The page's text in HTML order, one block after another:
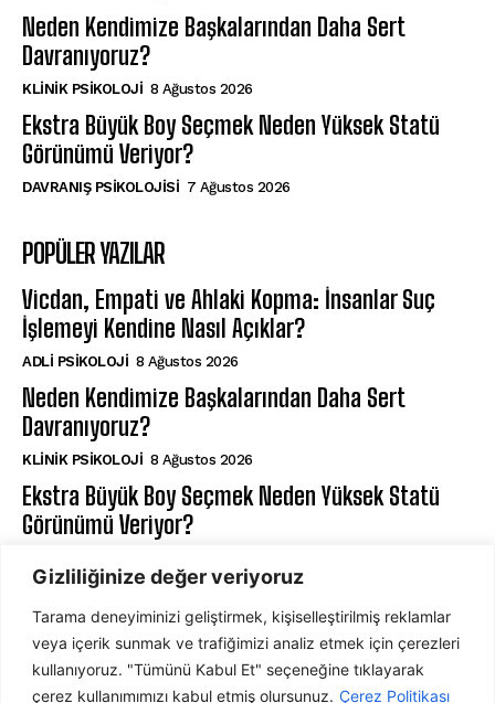
Gizliliğinize değer veriyoruz
Tarama deneyiminizi geliştirmek, kişiselleştirilmiş reklamlar
veya içerik sunmak ve trafiğimizi analiz etmek için çerezleri
kullanıyoruz. "Tümünü Kabul Et" seçeneğine tıklayarak
çerez kullanımımızı kabul etmiş olursunuz. Çerez Politikası
Neden Kendimize Başkalarından Daha Sert
Davranıyoruz?
KLINIK PSIKOLOJI 8 Ağustos 2026
Ekstra Büyük Boy Seçmek Neden Yüksek Statü
Görünümü Veriyor?
DAVRANIŞ PSIKOLOJISI 7 Ağustos 2026
POPÜLER YAZILAR
Vicdan, Empati ve Ahlaki Kopma: İnsanlar Suç
İşlemeyi Kendine Nasıl Açıklar?
ADLI PSIKOLOJI 8 Ağustos 2026
Neden Kendimize Başkalarından Daha Sert
Davranıyoruz?
KLINIK PSIKOLOJI 8 Ağustos 2026
Ekstra Büyük Boy Seçmek Neden Yüksek Statü
Görünümü Veriyor?
ABONE OL